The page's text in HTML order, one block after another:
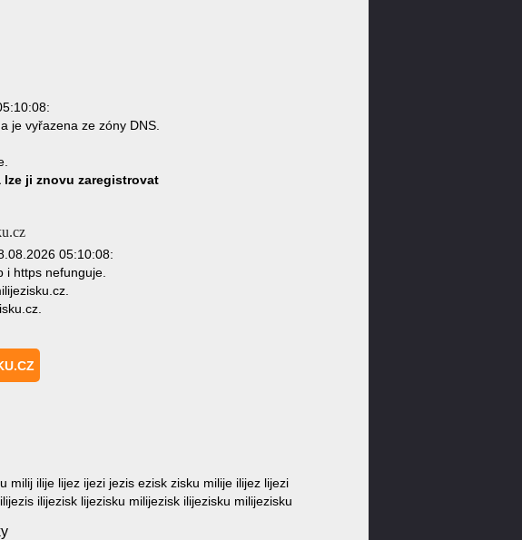
je vyřazena ze zóny DNS.
ji znovu zaregistrovat
05:10:08:
i https nefunguje.
milij ilije lijez ijezi jezis ezisk zisku milije ilijez lijezi
ilijezisk lijezisku milijezisk ilijezisku milijezisku